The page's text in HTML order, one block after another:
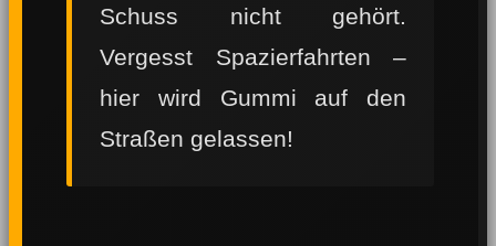
Schuss nicht gehört.
Vergesst Spazierfahrten –
hier wird Gummi auf den
Straßen gelassen!